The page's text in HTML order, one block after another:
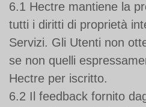
6.1 Hectre mantiene la
tutti i diritti di proprietà
Servizi. Gli Utenti non
se non quelli
Hectre per iscritto.
6.2 Il feedback fornito